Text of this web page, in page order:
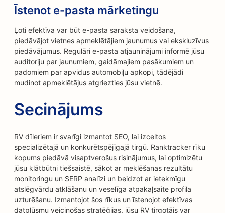
Īstenot e-pasta mārketingu
Ļoti efektīva var būt e-pasta saraksta veidošana,
piedāvājot vietnes apmeklētājiem jaunumus vai ekskluzīvus
piedāvājumus. Regulāri e-pasta atjauninājumi informē jūsu
auditoriju par jaunumiem, gaidāmajiem pasākumiem un
padomiem par apvidus automobiļu apkopi, tādējādi
mudinot apmeklētājus atgriezties jūsu vietnē.
Secinājums
RV dīleriem ir svarīgi izmantot SEO, lai izceltos
specializētajā un konkurētspējīgajā tirgū. Ranktracker rīku
kopums piedāvā visaptverošus risinājumus, lai optimizētu
jūsu klātbūtni tiešsaistē, sākot ar meklēšanas rezultātu
monitoringu un SERP analīzi un beidzot ar ietekmīgu
atslēgvārdu atklāšanu un veselīga atpakaļsaite profila
uzturēšanu. Izmantojot šos rīkus un īstenojot efektīvas
datplūsmu veicinošas stratēģijas, jūsu RV tirgotājs var